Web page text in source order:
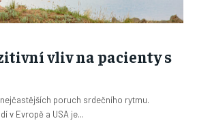
vliv na pacienty s
poruch srdečního rytmu.
v Evropě a USA je...